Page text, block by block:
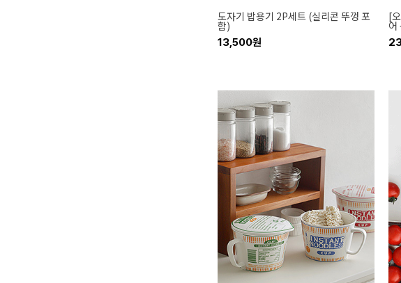
도자기 밥용기 2P세트 (실리콘 뚜껑 포
함)
13,500원
[
어